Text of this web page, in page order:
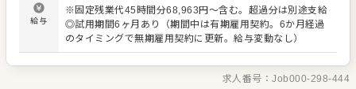
来の選択肢を得られる職場です。 ＜おすすめポイント＞ 大
手カトープレジャーグループの安定した経営基盤のもと、
腰を据えて長く働ける環境です。デザート部門の専任とし
本部職へのキャリアアップもめざせます。経験が浅い方も
先輩のサポートで安心してスタートでき、着実な成長を実
給与
※固定残業代45時間分68,963円～含む。超過分は別途支給
◎試用期間6ヶ月あり（期間中は有期雇用契約。6か月経過
のタイミングで無期雇用契約に更新。給与変動なし）
求人番号：Job000-298-444